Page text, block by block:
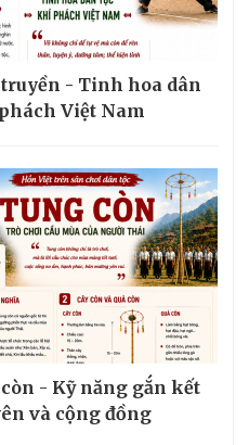
truyền - Tinh hoa dân
Việt Nam
- Kỹ năng gắn kết
và cộng đồng